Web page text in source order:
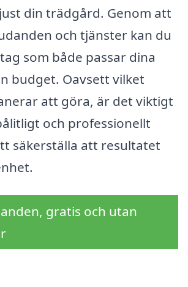
din trädgård. Genom att
och tjänster kan du
som både passar dina
budget. Oavsett vilket
att göra, är det viktigt
och professionellt
säkerställa att resultatet
gratis och utan